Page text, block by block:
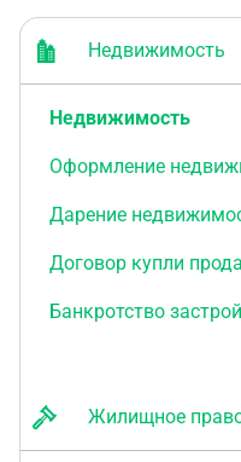
Недвижимость
Недвижимость
Оформление
Дарение
Договор купли
Банкротство
Жилищное